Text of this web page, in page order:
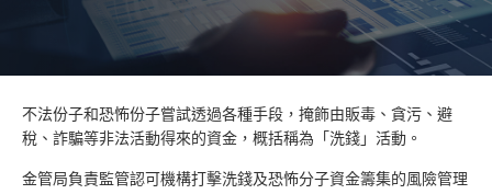
不法份子和恐怖份子嘗試透過各種手段，掩飾由販毒、貪污、避
稅、詐騙等非法活動得來的資金，概括稱為「洗錢」活動。
金管局負責監管認可機構打擊洗錢及恐怖分子資金籌集的風險管理